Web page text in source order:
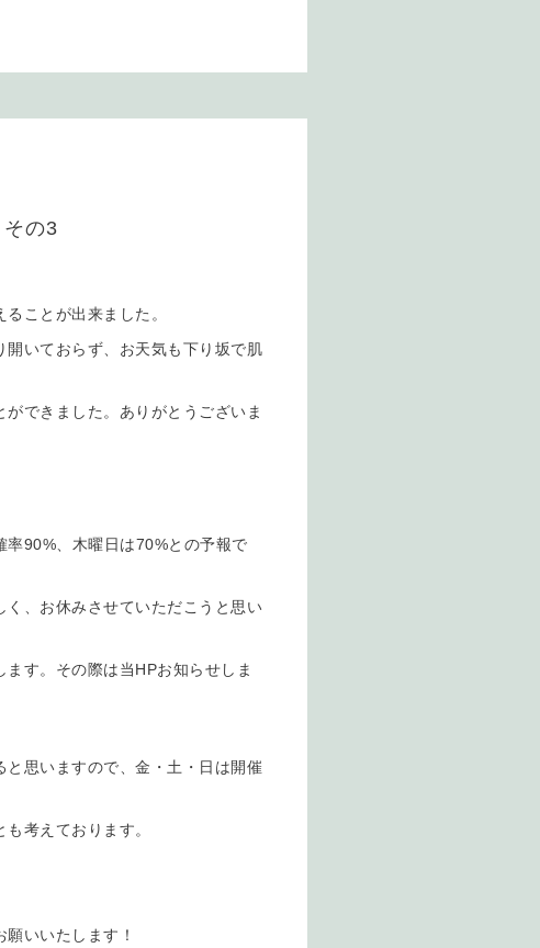
の3
ことが出来ました。
いておらず、お天気も下り坂で肌
できました。ありがとうございま
率90%、木曜日は70%との予報で
、お休みさせていただこうと思い
ます。その際は当HPお知らせしま
思いますので、金・土・日は開催
考えております。
いいたします！